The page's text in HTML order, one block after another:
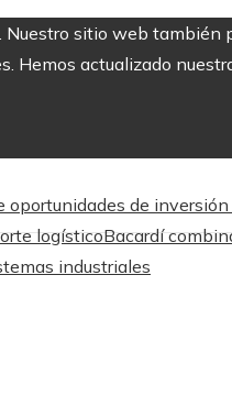
sitio web también
Hemos actualizado
oportunidades de
logísticoBacardí
industriales